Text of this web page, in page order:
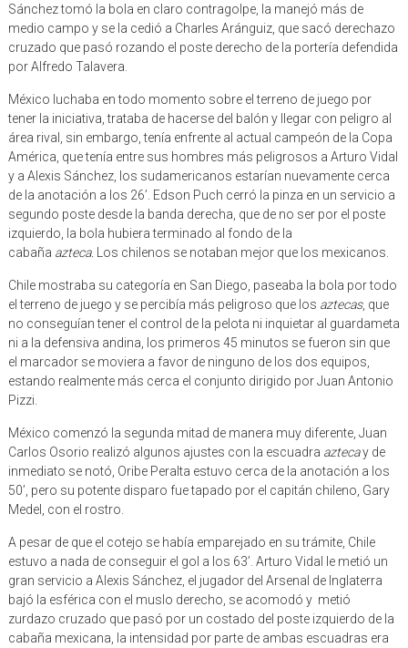
Sánchez tomó la bola en claro contragolpe, la manejó más de
medio campo y se la cedió a Charles Aránguiz, que sacó derechazo
cruzado que pasó rozando el poste derecho de la portería defendida
por Alfredo Talavera.
México luchaba en todo momento sobre el terreno de juego por
tener la iniciativa, trataba de hacerse del balón y llegar con peligro al
área rival, sin embargo, tenía enfrente al actual campeón de la Copa
América, que tenía entre sus hombres más peligrosos a Arturo Vidal
y a Alexis Sánchez, los sudamericanos estarían nuevamente cerca
de la anotación a los 26’. Edson Puch cerró la pinza en un servicio a
segundo poste desde la banda derecha, que de no ser por el poste
izquierdo, la bola hubiera terminado al fondo de la
cabaña azteca. Los chilenos se notaban mejor que los mexicanos.
Chile mostraba su categoría en San Diego, paseaba la bola por todo
el terreno de juego y se percibía más peligroso que los aztecas, que
no conseguían tener el control de la pelota ni inquietar al guardameta
ni a la defensiva andina, los primeros 45 minutos se fueron sin que
el marcador se moviera a favor de ninguno de los dos equipos,
estando realmente más cerca el conjunto dirigido por Juan Antonio
Pizzi.
México comenzó la segunda mitad de manera muy diferente, Juan
Carlos Osorio realizó algunos ajustes con la escuadra aztecay de
inmediato se notó, Oribe Peralta estuvo cerca de la anotación a los
50’, pero su potente disparo fue tapado por el capitán chileno, Gary
Medel, con el rostro.
A pesar de que el cotejo se había emparejado en su trámite, Chile
estuvo a nada de conseguir el gol a los 63’. Arturo Vidal le metió un
gran servicio a Alexis Sánchez, el jugador del Arsenal de Inglaterra
bajó la esférica con el muslo derecho, se acomodó y metió
zurdazo cruzado que pasó por un costado del poste izquierdo de la
cabaña mexicana, la intensidad por parte de ambas escuadras era